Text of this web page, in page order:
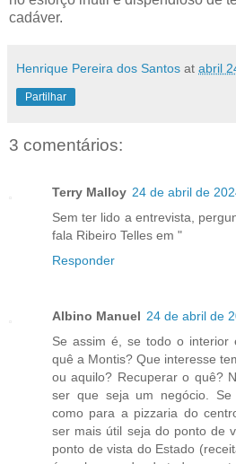
cadáver.
Henrique Pereira dos Santos at abril
Partilhar
3 comentários:
Terry Malloy 24 de abril de
Sem ter lido a entrevista,
fala Ribeiro Telles em "
Responder
Albino Manuel 24 de abril de
Se assim é, se todo o interior
quê a Montis? Que interesse
ou aquilo? Recuperar o quê?
ser que seja um negócio.
como para a pizzaria do
ser mais útil seja do ponto de
ponto de vista do Estado